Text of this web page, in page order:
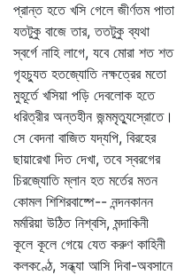
প্রান্ত হতে খসি গেলে জীর্ণতম পাতা
যতটুকু বাজে তার, ততটুকু ব্যথা
স্বর্গে নাহি লাগে, যবে মোরা শত শত
গৃহচ্যুত হতজ্যোতি নক্ষত্রের মতো
মুহূর্তে খসিয়া পড়ি দেবলোক হতে
ধরিত্রীর অন্তহীন জন্মমৃত্যুস্রোতে।
সে বেদনা বাজিত যদ্যপি, বিরহের
ছায়ারেখা দিত দেখা, তবে স্বরগের
চিরজ্যোতি ম্লান হত মর্তের মতন
কোমল শিশিরবাষ্পে-- নন্দনকানন
মর্মরিয়া উঠিত নিশ্বসি, মন্দাকিনী
কূলে কূলে গেয়ে যেত করুণ কাহিনী
কলকণ্ঠে, সন্ধ্যা আসি দিবা-অবসানে